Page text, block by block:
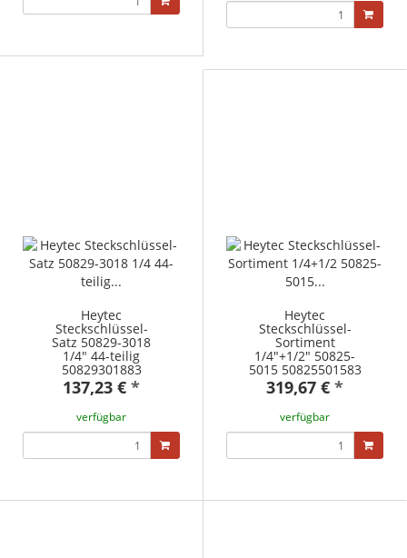
Heytec
Steckschlüssel-
Satz 50829-3018
1/4" 44-teilig
50829301883
137,23 € *
verfügbar
Heytec
Steckschlüssel-
Sortiment
1/4"+1/2" 50825-
5015 50825501583
319,67 € *
verfügbar